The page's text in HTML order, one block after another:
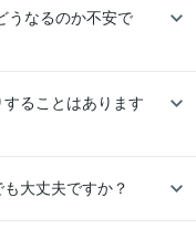
うなるのか不安で
ることはあります
大丈夫ですか？